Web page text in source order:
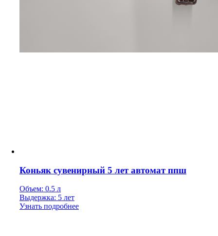
Коньяк сувенирный 5 лет автомат ппш
Объем: 0.5 л
Выдержка: 5 лет
Узнать подробнее